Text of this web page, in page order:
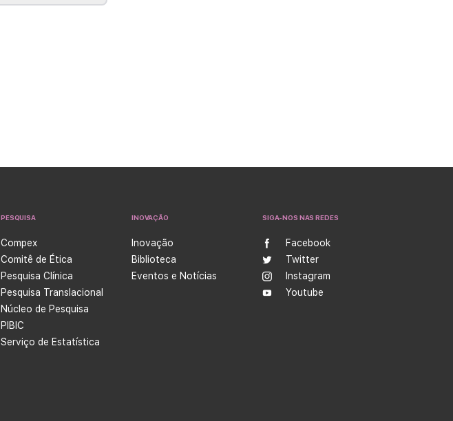
PESQUISA
Compex
Comitê de Ética
Pesquisa Clínica
Pesquisa Translacional
Núcleo de Pesquisa
PIBIC
Serviço de Estatística
INOVAÇÃO
Inovação
Biblioteca
Eventos e Notícias
SIGA-NOS NAS REDES
Facebook
Twitter
Instagram
Youtube